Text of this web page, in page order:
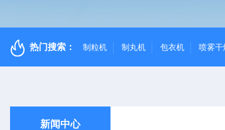
热门搜索： 制粒机 制丸机 包衣机 喷雾干
新闻中心